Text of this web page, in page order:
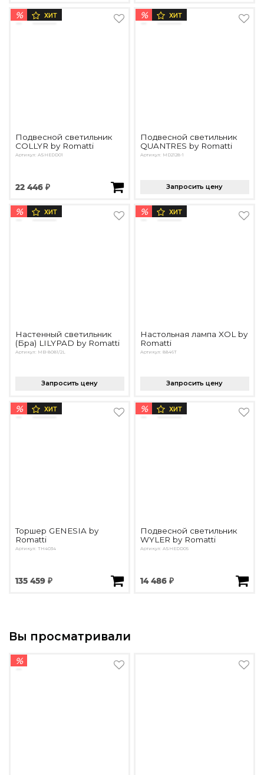
% ХИТ
Подвесной светильник
COLLYR by Romatti
Артикул: ASHEDD01
22 446 ₽
% ХИТ
Подвесной светильник
QUANTRES by Romatti
Артикул: MD2128-1
Запросить цену
% ХИТ
Настенный светильник
(Бра) LILYPAD by Romatti
Артикул: MB-8081/2L
Запросить цену
% ХИТ
Настольная лампа XOL by
Romatti
Артикул: 8846T
Запросить цену
% ХИТ
Торшер GENESIA by
Romatti
Артикул: TH4034
135 459 ₽
% ХИТ
Подвесной светильник
WYLER by Romatti
Артикул: ASHEDD05
14 486 ₽
Вы просматривали
%